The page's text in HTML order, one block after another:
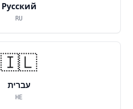
Русский
RU
🇮🇱
עברית
HE